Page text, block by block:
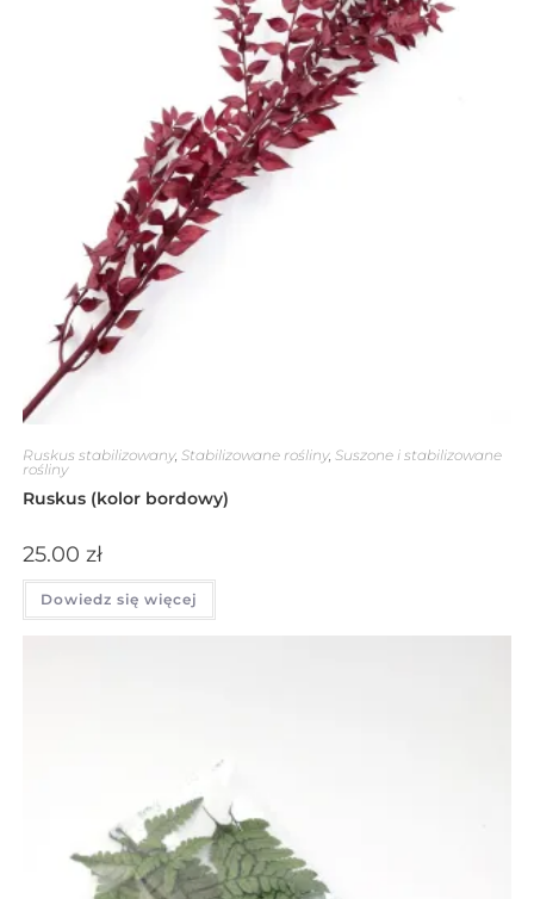
Ruskus stabilizowany, Stabilizowane rośliny, Suszone i stabilizowane
rośliny
Ruskus (kolor bordowy)
25.00 zł
Dowiedz się więcej